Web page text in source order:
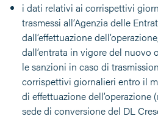
i dati relativi ai corrispettivi
trasmessi all’Agenzia delle
dall’effettuazione
dall’entrata in vigore del nuovo
le sanzioni in caso di
corrispettivi giornalieri entro il
di effettuazione
sede di conversione del DL